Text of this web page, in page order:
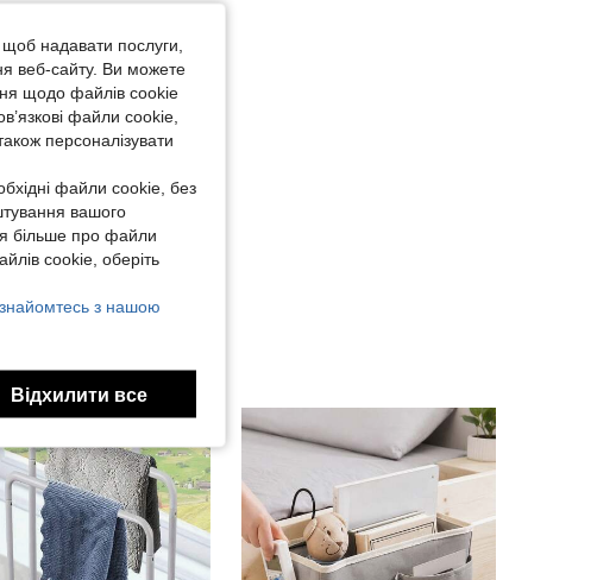
надавати послуги,
веб-сайту. Ви можете
щодо файлів cookie
файли cookie,
персоналізувати
файли cookie, без
вашого
більше про файли
cookie, оберіть
з нашою
Відхилити все